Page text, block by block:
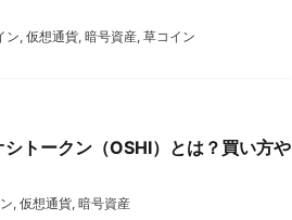
ン, 仮想通貨, 暗号資産, 草コイン
シトークン（OSHI）とは？買い方や
, 仮想通貨, 暗号資産